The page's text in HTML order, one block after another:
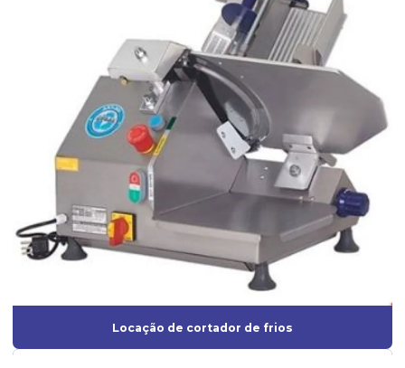
Locação de cortador de frios